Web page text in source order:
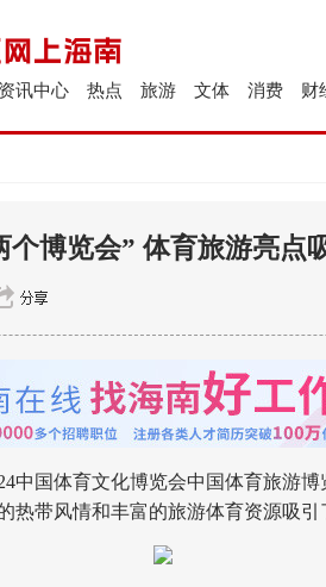
财
消费
文体
旅游
热点
资讯中心
个博览会” 体育旅游亮点
国体育文化博览会中国体育旅游博
热带风情和丰富的旅游体育资源吸引